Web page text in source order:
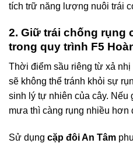
tích trữ năng lượng nuôi trái
2. Giữ trái chống rụng
trong quy trình F5
Thời điểm sầu riêng từ xả nhị
sẽ không thể tránh khỏi sự
sinh lý tự nhiên của cây. Nếu
mưa thì càng rụng nhiều hơn
Sử dụng cặp đôi An Tâm